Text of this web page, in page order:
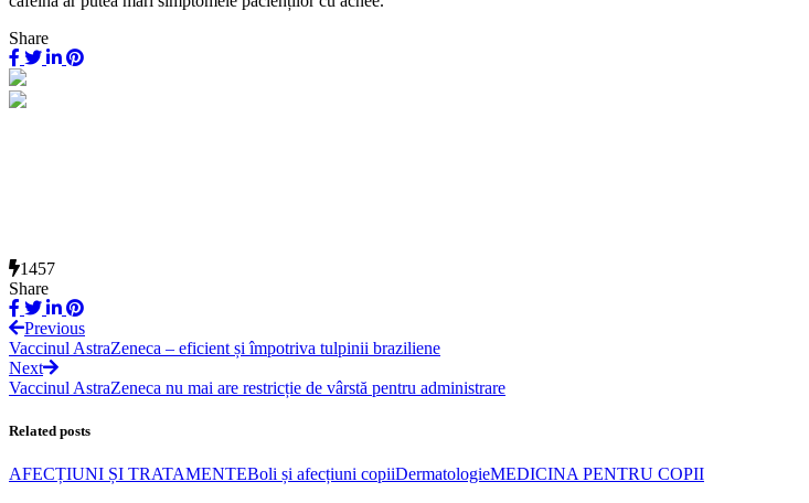
Share
1457
Share
Previous
Vaccinul AstraZeneca – eficient și împotriva tulpinii braziliene
Next
Vaccinul AstraZeneca nu mai are restricție de vârstă pentru administrare
Related posts
AFECȚIUNI ȘI TRATAMENTEBoli și afecțiuni copiiDermatologieMEDICINA PENTRU COPII